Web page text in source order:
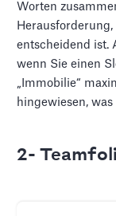
Worten
entscheidend ist.
wenn Sie einen
„Immobilie“
hingewiesen,
2-